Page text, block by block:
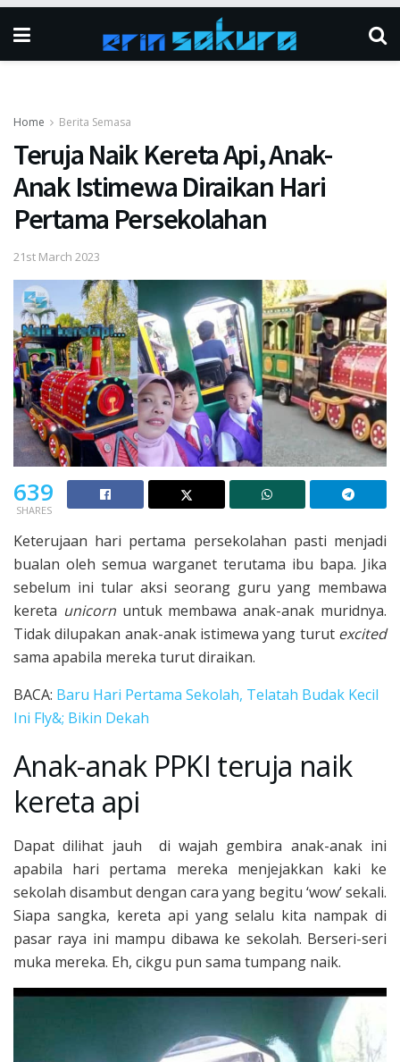
Home Berita Semasa
Teruja Naik Kereta Api, Anak-
Anak Istimewa Diraikan Hari
Pertama Persekolahan
21st March 2023
639
SHARES
Keterujaan hari pertama persekolahan pasti menjadi
bualan oleh semua warganet terutama ibu bapa. Jika
sebelum ini tular aksi seorang guru yang membawa
kereta unicornuntuk membawa anak-anak muridnya.
Tidak dilupakan anak-anak istimewa yang turut excited
sama apabila mereka turut diraikan.
BACA: Baru Hari Pertama Sekolah, Telatah Budak Kecil
Ini Fly&; Bikin Dekah
Anak-anak PPKI teruja naik
kereta api
Dapat dilihat jauh di wajah gembira anak-anak ini
apabila hari pertama mereka menjejakkan kaki ke
sekolah disambut dengan cara yang begitu ‘wow’ sekali.
Siapa sangka, kereta api yang selalu kita nampak di
pasar raya ini mampu dibawa ke sekolah. Berseri-seri
muka mereka. Eh, cikgu pun sama tumpang naik.